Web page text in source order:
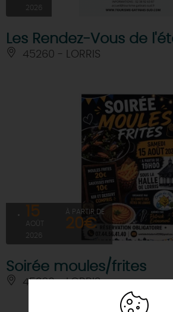
2026
Les Rendez-Vous de
45260 - LORRIS
15
AOÛT
2026
À PARTIR DE
20€
Soirée moules/frites
45260 - LORRIS